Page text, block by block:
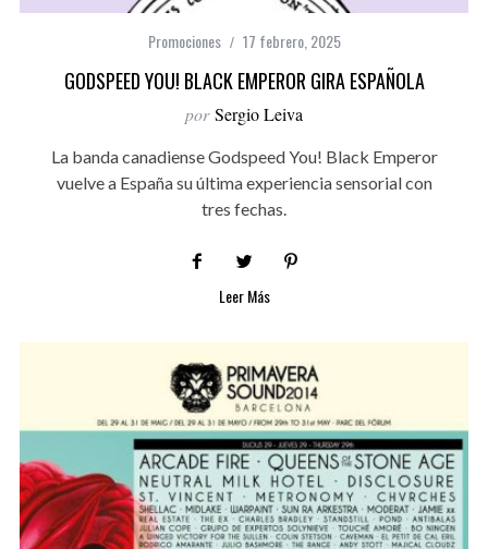
Promociones 17 febrero, 2025
GODSPEED YOU! BLACK EMPEROR GIRA ESPAÑOLA
por Sergio Leiva
La banda canadiense Godspeed You! Black Emperor
vuelve a España su última experiencia sensorial con
tres fechas.
Leer Más